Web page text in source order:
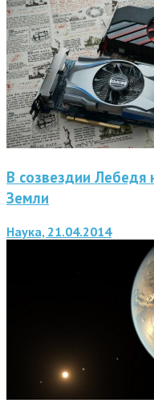
В созвездии Лебедя
Земли
Наука, 21.04.2014